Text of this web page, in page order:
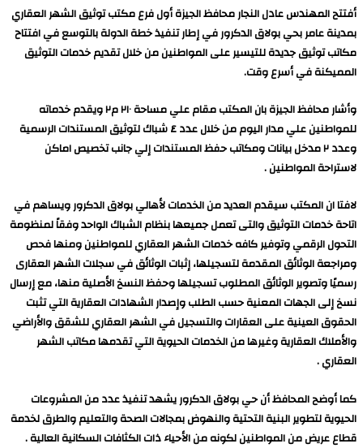
أفتتح المهندس عادل النجار محافظ الجيزة أول فرع مكتب توثيق الشهر العقاري
بمدينة عامر بحي بولاق الدكرور في إطار تنفيذ خطة الدولة بالتوسع في افتتاح
مكاتب توثيق جديدة للتيسير على المواطنين من خلال تقديم خدمات التوثيق
المميكنة في أسرع وقت.
وأشار محافظ الجيزة بان المكتب مقام علي مساحة ٢١٠ م٢ ويقدم خدماته
للمواطنين علي مدار اليوم من خلال عدد ٤ شباك لتوثيق المستندات الرسمية
وعدد ٢ مدخل بيانات ومكاتب حفظ المستندات إلي جانب تخصيص اماكن
لاستراحة المواطنين .
لافتا ان المكتب سيقدم العديد من الخدمات لأهالي بولاق الدكرور ويساهم في
اتاحة خدمات التوثيق والتى تعمل جميعها بنظام الشباك الواحد وفقاً لمنظومة
التحول الرقمي وتوفير كافه خدمات الشهر العقاري للمواطنين ومنها فحص
ومراجعة الوثائق المقدمة لتسجيلها، إثبات الوثائق في سجلات الشهر العقارى
رسميًا وتصوير الوثائق المطلوب تسجيلها وحفظ النسخ الأصلية منها، مع إرسال
نسخ إلى الجهات المعنية حسب الطلب وإصدار الشهادات العقارية التي تثبت
الحقوق العينية على العقارات والتسجيل في الشهر العقاري للشقق والأراضي
والأملاك العقارية وغيرها من الخدمات الحيوية التي تقدمها مكاتب الشهر
العقاري .
كما أوضح المحافظ أن حي بولاق الدكرور يشهد تنفيذ عدد من المشروعات
الحيوية لتطوير البنية التحتية والنهوض بمجالات الصحة والتعليم والطرق لخدمة
قطاع عريض من المواطنين لكونه من الأحياء ذات الكثافات السكانية العالية .